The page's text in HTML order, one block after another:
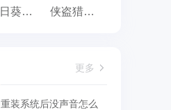
向日葵远程控制 侠盗猎车手:罪恶都市之侠盗无双
更多
装系统后没声音怎么